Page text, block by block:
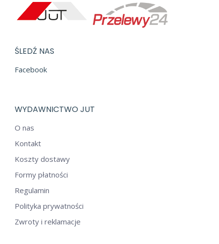
ŚLEDŹ NAS
Facebook
WYDAWNICTWO JUT
O nas
Kontakt
Koszty dostawy
Formy płatności
Regulamin
Polityka prywatności
Zwroty i reklamacje